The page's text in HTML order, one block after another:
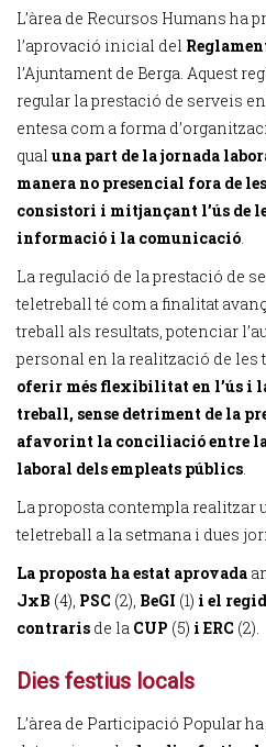
L’àrea de Recursos Humans ha
l’aprovació inicial del
l’Ajuntament de Berga. Aquest
regular la prestació de serveis
entesa com a forma
qual una part de la jornada
manera no presencial fora de
consistori i mitjançant l’ús de
informació i la comunicació.
La regulació de la prestació de
teletreball té com a finalitat
treball als resultats, potenciar
personal en la realització de les
oferir més flexibilitat en l’ús i
treball, sense detriment de la
afavorint la conciliació entre
laboral dels empleats públics.
La proposta contempla realitzar
teletreball a la setmana i dues
La proposta ha estat aprovada
JxB (4), PSC (2), BeGI (1) i el
contraris de la CUP (5) i ERC (2).
Dies festius locals
L’àrea de Participació Popular